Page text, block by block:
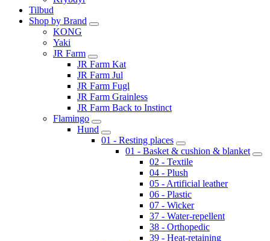
Tilbud
Shop by Brand
KONG
Yaki
JR Farm
JR Farm Kat
JR Farm Jul
JR Farm Fugl
JR Farm Grainless
JR Farm Back to Instinct
Flamingo
Hund
01 - Resting places
01 - Basket & cushion & blanket
02 - Textile
04 - Plush
05 - Artificial leather
06 - Plastic
07 - Wicker
37 - Water-repellent
38 - Orthopedic
39 - Heat-retaining